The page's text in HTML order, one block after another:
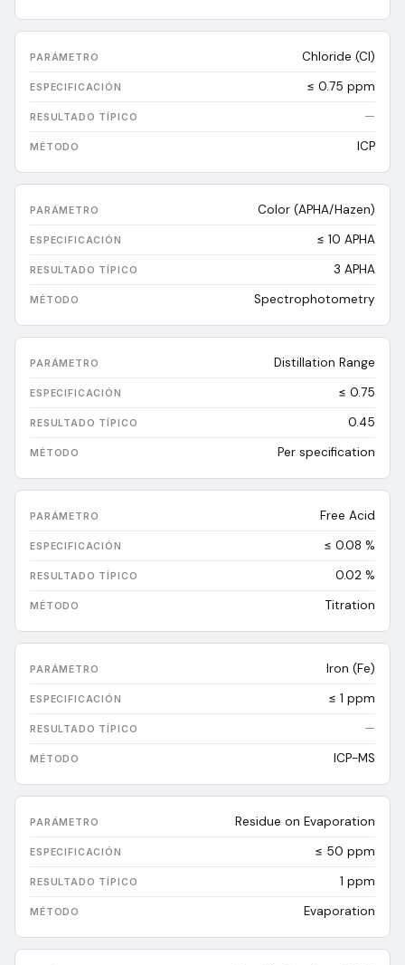
Chloride (Cl)
≤ 0.75 ppm
—
ICP
Color (APHA/Hazen)
≤ 10 APHA
3 APHA
Spectrophotometry
Distillation Range
≤ 0.75
0.45
Per specification
Free Acid
≤ 0.08 %
0.02 %
Titration
Iron (Fe)
≤ 1 ppm
—
ICP-MS
Residue on Evaporation
≤ 50 ppm
1 ppm
Evaporation